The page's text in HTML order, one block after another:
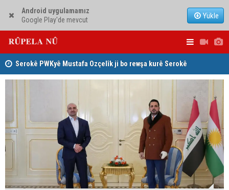
Android uygulamamız
Google Play'de mevcut
Yükle
Serokê PWKyê Mustafa Ozçelîk ji bo rewşa kurê Serokê
PAKê Husên Yezdanpena li gel wî axivî